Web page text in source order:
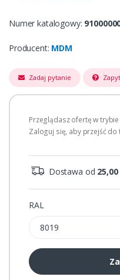
Numer katalogowy:
Producent: MDM
Zadaj pytanie
Przeglądasz ofertę w
Zaloguj się, aby przejść
Dostawa od 25,00
RAL
8019